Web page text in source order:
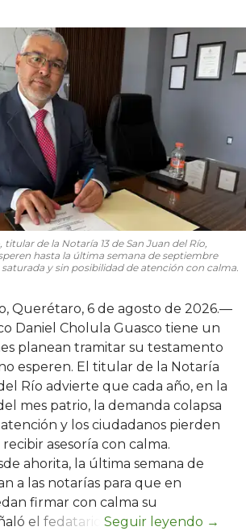
titular de la Notaría 13 de San Juan del Río,
hasta la última semana de septiembre
y sin posibilidad de atención con calma.
Querétaro, 6 de agosto de 2026.—
Daniel Cholula Guasco tiene un
planean tramitar su testamento
esperen. El titular de la Notaría
Río advierte que cada año, en la
mes patrio, la demanda colapsa
atención y los ciudadanos pierden
asesoría con calma.
ahorita, la última semana de
a las notarías para que en
firmar con calma su
el fedatario.